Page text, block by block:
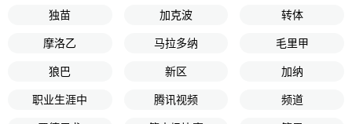
独苗 加克波 转体
摩洛乙 马拉多纳 毛里甲
狼巴 新区 加纳
职业生涯中 腾讯视频 频道